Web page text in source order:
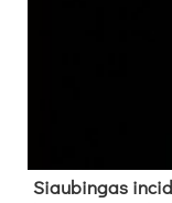
Siau­bin­gas